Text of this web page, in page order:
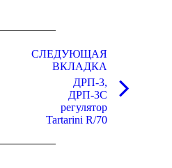
СЛЕДУЮЩАЯ
ВКЛАДКА
Следующая
вкладка
ДРП-3,
ДРП-3С
регулятор
Tartarini R/70